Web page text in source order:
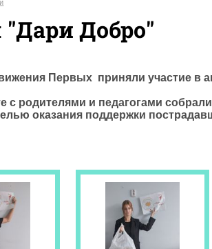
Добро"
Первых приняли участие в
с родителями и педагогами
оказания поддержки